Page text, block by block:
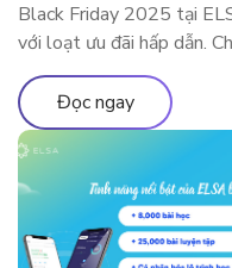
Black Friday 2025 tại
với loạt ưu đãi hấp dẫn.
Triệu sắp cháy hàng!
hữu các gói ELSA
có. Trải nghiệm […]
Đọc ngay